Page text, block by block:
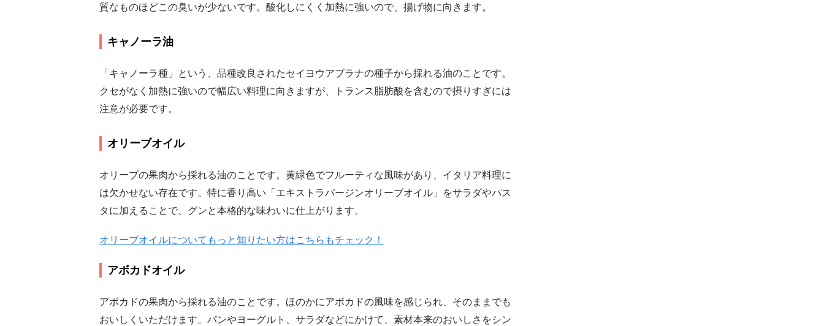
質なものほどこの臭いが少ないです。酸化しにくく加熱に強いので、揚げ物に向きます。
キャノーラ油
「キャノーラ種」という、品種改良されたセイヨウアブラナの種子から採れる油のことです。
クセがなく加熱に強いので幅広い料理に向きますが、トランス脂肪酸を含むので摂りすぎには
注意が必要です。
オリーブオイル
オリーブの果肉から採れる油のことです。黄緑色でフルーティな風味があり、イタリア料理に
は欠かせない存在です。特に香り高い「エキストラバージンオリーブオイル」をサラダやパス
タに加えることで、グンと本格的な味わいに仕上がります。
オリーブオイルについてもっと知りたい方はこちらもチェック！
アボカドオイル
アボカドの果肉から採れる油のことです。ほのかにアボカドの風味を感じられ、そのままでも
おいしくいただけます。パンやヨーグルト、サラダなどにかけて、素材本来のおいしさをシン